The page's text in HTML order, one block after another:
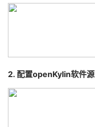
2. 配置openKylin软件源